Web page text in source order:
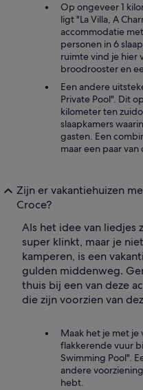
Op ongeveer 1
ligt "La Villa, A
accommodatie
personen in 6
ruimte vind je hier
broodrooster en
Een andere
Private Pool". Dit
kilometer ten
slaapkamers
gasten. Een
maar een paar
Zijn er vakantiehuizen
Croce?
Als het idee van liedjes
super klinkt, maar je
kamperen, is een
gulden middenweg.
thuis bij een van deze
die zijn voorzien van
Maak het je met
flakkerende vuur
Swimming Pool".
andere
hebt.